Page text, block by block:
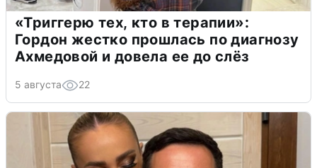
«Триггерю тех, кто в терапии»:
Гордон жестко прошлась по диагнозу
Ахмедовой и довела ее до слёз
5 августа 22